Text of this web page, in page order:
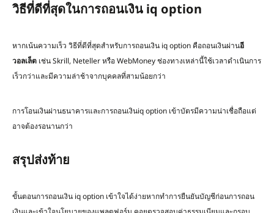
วิธีที่ดีที่สุดในการถอนเงิน iq option
หากเน้นความเร็ว วิธีที่ดีที่สุดสำหรับการถอนเงิน iq option คือถอนเงินผ่านอี
วอลเล็ต เช่น Skrill, Neteller หรือ WebMoney ช่องทางเหล่านี้ใช้เวลาดำเนินการ
เร็วกว่าและมีความล่าช้าจากบุคคลที่สามน้อยกว่า
การโอนเงินผ่านธนาคารและการถอนเงินiq option เข้าบัตรมีความน่าเชื่อถือแต่
อาจต้องรอนานกว่า
สรุปส่งท้าย
ขั้นตอนการถอนเงิน iq option เข้าใจได้ง่ายหากทำการยืนยันบัญชีก่อนการถอน